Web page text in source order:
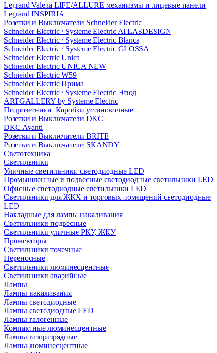
Legrand Valena LIFE/ALLURE механизмы и лицевые панели
Legrand INSPIRIA
Розетки и Выключатели Schneider Electric
Schneider Electric / Systeme Electric ATLASDESIGN
Schneider Electric / Systeme Electric Blanca
Schneider Electric / Systeme Electric GLOSSA
Schneider Electric Unica
Schneider Electric UNICA NEW
Schneider Electric W59
Schneider Electric Прима
Schneider Electric / Systeme Electric Этюд
ARTGALLERY by Systeme Electric
Подрозетники. Коробки установочные
Розетки и Выключатели DKC
DKC Avanti
Розетки и Выключатели BRITE
Розетки и Выключатели SKANDY
Светотехника
Светильники
Уличные светильники светодиодные LED
Промышленные и подвесные светодиодные светильники LED
Офисные светодиодные светильники LED
Светильники для ЖКХ и торговых помещений светодиодные
LED
Накладные для лампы накаливания
Светильники подвесные
Светильники уличные РКУ, ЖКУ
Прожекторы
Cветильники точечные
Переносные
Светильники люминесцентные
Светильники аварийные
Лампы
Лампы накаливания
Лампы светодиодные
Лампы светодиодные LED
Лампы галогенные
Компактные люминесцентные
Лампы газоразрядные
Лампы люминесцентные